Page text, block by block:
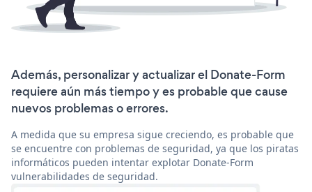
Además, personalizar y actualizar el Donate-Form
requiere aún más tiempo y es probable que cause
nuevos problemas o errores.
A medida que su empresa sigue creciendo, es probable que
se encuentre con problemas de seguridad, ya que los piratas
informáticos pueden intentar explotar Donate-Form
vulnerabilidades de seguridad.